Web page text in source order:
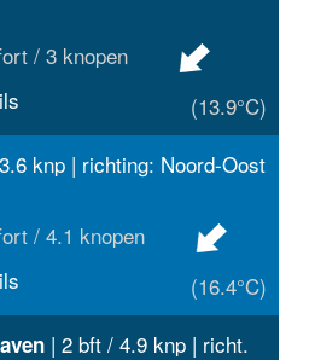
/ 3 knopen
(13.9°C)
knp | richting: Noord-Oost
/ 4.1 knopen
(16.4°C)
| 2 bft / 4.9 knp | richt.